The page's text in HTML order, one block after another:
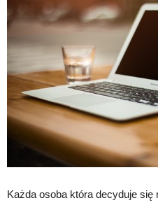
Każda osoba która decyduje